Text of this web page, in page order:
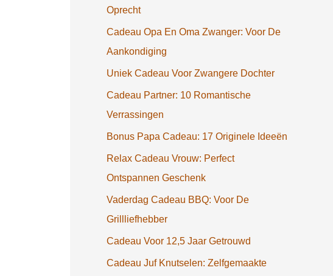
Oprecht
Cadeau Opa En Oma Zwanger: Voor De
Aankondiging
Uniek Cadeau Voor Zwangere Dochter
Cadeau Partner: 10 Romantische
Verrassingen
Bonus Papa Cadeau: 17 Originele Ideeën
Relax Cadeau Vrouw: Perfect
Ontspannen Geschenk
Vaderdag Cadeau BBQ: Voor De
Grillliefhebber
Cadeau Voor 12,5 Jaar Getrouwd
Cadeau Juf Knutselen: Zelfgemaakte